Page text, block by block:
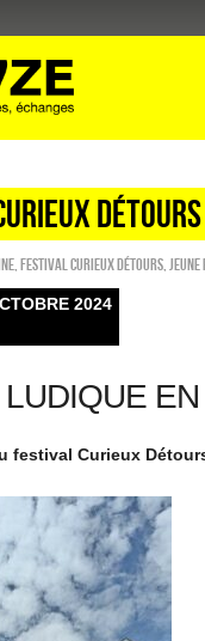
Festival Curieux Détours
2024
festival Curieux